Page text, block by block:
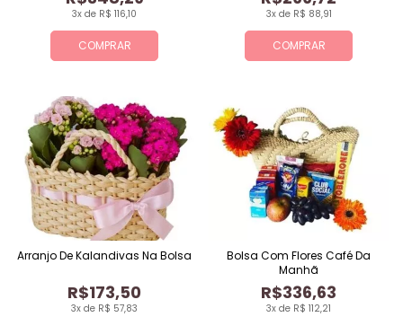
COMPRAR
3x de R$ 116,10
COMPRAR
3x de R$ 88,91
3x de R$ 57,83
R$173,50
Arranjo De Kalandivas Na Bolsa
3x de R$ 112,21
R$336,63
Bolsa Com Flores Café Da
Manhã